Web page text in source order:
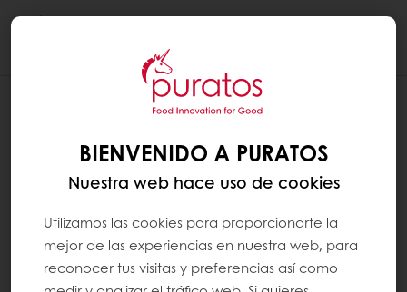
¿CÓMO PUEDO VERIFICAR MIS
PROMOCIONES EXCLUSIVAS?
Haz clic en "InicioMy Puratos " para acceder
menú de la izquierda, haz clic en "Mis
Promociones". Allí podrás ver todas tus
promociones exclusivas.
BIENVENIDO A PURATOS
Nuestra web hace uso de cookies
Utilizamos las cookies para proporcionarte la
mejor de las experiencias en nuestra web, para
reconocer tus visitas y preferencias así como